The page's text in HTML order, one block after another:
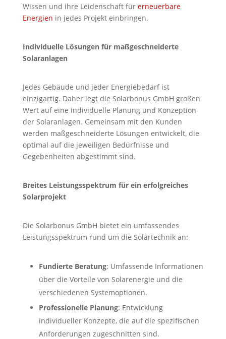
Wissen und ihre Leidenschaft für erneuerbare
Energien in jedes Projekt einbringen.
Individuelle Lösungen für maßgeschneiderte
Solaranlagen
Jedes Gebäude und jeder Energiebedarf ist
einzigartig. Daher legt die Solarbonus GmbH großen
Wert auf eine individuelle Planung und Konzeption
der Solaranlagen. Gemeinsam mit den Kunden
werden maßgeschneiderte Lösungen entwickelt, die
optimal auf die jeweiligen Bedürfnisse und
Gegebenheiten abgestimmt sind.
Breites Leistungsspektrum für ein erfolgreiches
Solarprojekt
Die Solarbonus GmbH bietet ein umfassendes
Leistungsspektrum rund um die Solartechnik an:
Fundierte Beratung: Umfassende Informationen
über die Vorteile von Solarenergie und die
verschiedenen Systemoptionen.
Professionelle Planung: Entwicklung
individueller Konzepte, die auf die spezifischen
Anforderungen zugeschnitten sind.